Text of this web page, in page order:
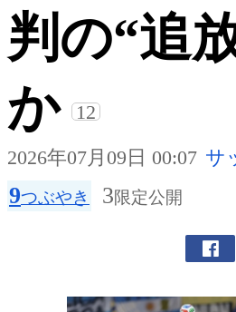
判の“追
か
12
2026年07月09日 00:07 サ
9つぶやき 3限定公開